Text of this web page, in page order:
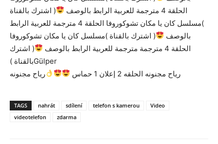
الحلقة 4 مترجمة للعربية الرابط بالوصف
( اشترك بالقناة
)مسلسل كان يا مكان تشوكوروفا الحلقة 4 مترجمة للعربية الرابط
بالوصف
( اشترك بالقناة )مسلسل كان يا مكان تشوكوروفا
الحلقة 4 مترجمة مترجمة للعربية الرابط بالوصف
( اشترك
بالقناة )Gülper
رياح مجنونه الحلقه 2 إعلان 1 حماس
رياح مجنونه
TAGS nahrát sdílení telefon s kamerou
Video
videotelefon
zdarma